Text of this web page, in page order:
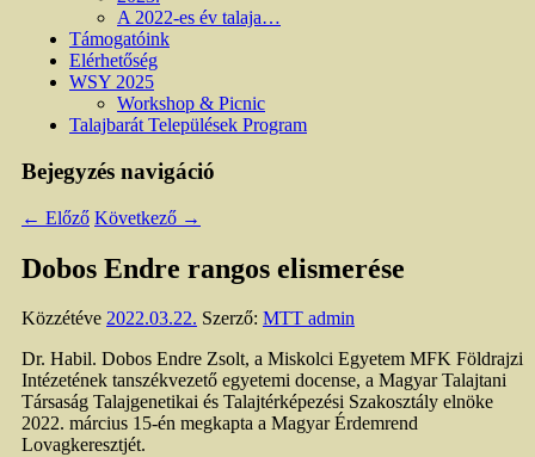
A 2022-es év talaja…
Támogatóink
Elérhetőség
WSY 2025
Workshop & Picnic
Talajbarát Települések Program
Bejegyzés navigáció
← Előző Következő →
Dobos Endre rangos elismerése
Közzétéve 2022.03.22. Szerző: MTT admin
Dr. Habil. Dobos Endre Zsolt, a Miskolci Egyetem MFK Földrajzi
Intézetének tanszékvezető egyetemi docense, a Magyar Talajtani
Társaság Talajgenetikai és Talajtérképezési Szakosztály elnöke
2022. március 15-én megkapta a Magyar Érdemrend
Lovagkeresztjét.